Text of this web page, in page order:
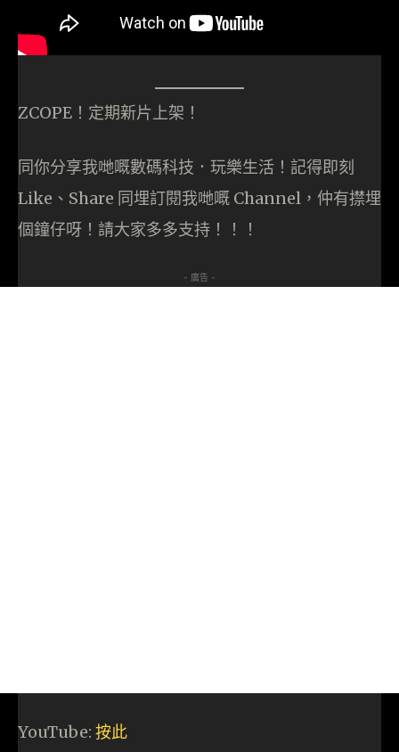
ZCOPE！定期新片上架！
同你分享我哋嘅數碼科技．玩樂生活！記得即刻
Like、Share 同埋訂閱我哋嘅 Channel，仲有㩒埋
個鐘仔呀！請大家多多支持！！！
- 廣告 -
YouTube: 按此